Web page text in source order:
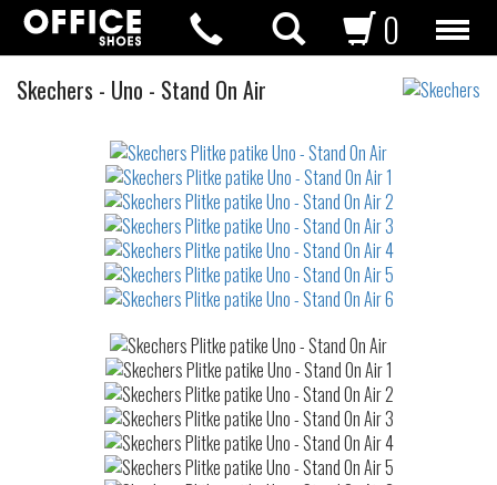
0
Skechers Plitke
- Uno - Stand On Air
waterrepellent